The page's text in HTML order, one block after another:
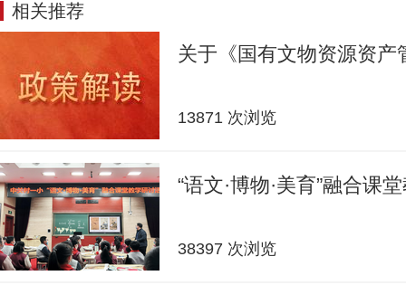
相关推荐
关于《国有文物资源资
13871 次浏览
“语文·博物·美育”融合课
38397 次浏览